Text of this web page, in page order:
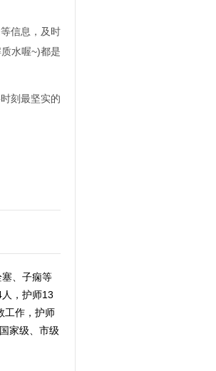
信息，及时
水喔~)都是
刻最坚实的
、子痫等
，护师13
工作，护师
家级、市级